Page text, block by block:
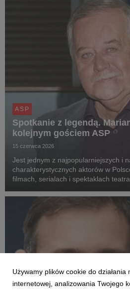
ASP
Spotkanie z legendą.
kolejnym gościem ASP
15 czerwca 2026
Jest jednym z najpopularniejszych i
charakterystycznych aktorów w
filmach, serialach i spektaklach
Używamy plików cookie do działania
internetowej, analizowania Twojego